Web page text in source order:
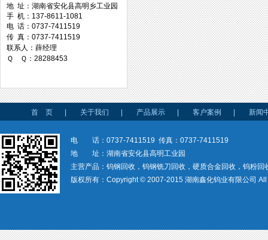
台湾协威机械
台湾万事达切削科技
地 址：湖南省安化县高明乡工业园
手 机：137-8611-1081
电 话：0737-7411519
传 真：0737-7411519
联系人：薛经理
Ｑ Ｑ：28288453
首 页 关于我们 产品展示 客户案例 新闻
电 话：0737-7411519 传真：0737-7411519
地 址：湖南省安化县高明工业园
主营产品：钨钢回收，钨钢铣刀回收，硬质合金回收，钨粉回
版权所有：Copyright © 2007-2015 湖南鑫化钨业有限公司